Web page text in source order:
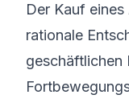
Der Kauf
rationale
geschäftlichen